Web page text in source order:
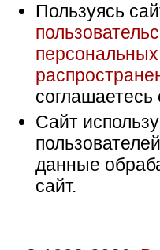
Пользуясь
соглашаетесь
Сайт
данные
сайт.